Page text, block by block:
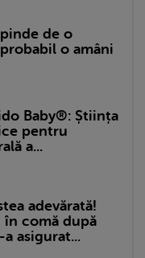
de o
o amâni
Baby®: Știința
pentru
a...
adevărată!
comă după
asigurat...